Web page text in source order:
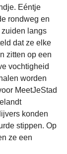
Eéntje
rondweg en
langs
dat ze elke
zitten op een
vochtigheid
worden
MeetJeStad
konden
stippen. Op
ze een